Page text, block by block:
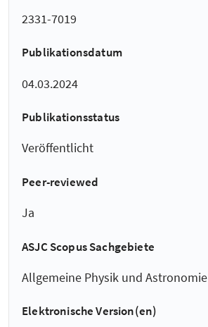
2331-7019
Publikationsdatum
04.03.2024
Publikationsstatus
Veröffentlicht
Peer-reviewed
Ja
ASJC Scopus Sachgebiete
Allgemeine Physik und Astronomie
Elektronische Version(en)